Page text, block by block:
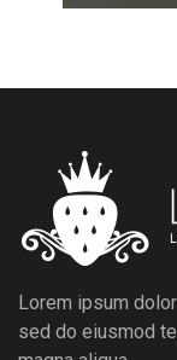
Lorem ipsum
sed do eiusmod